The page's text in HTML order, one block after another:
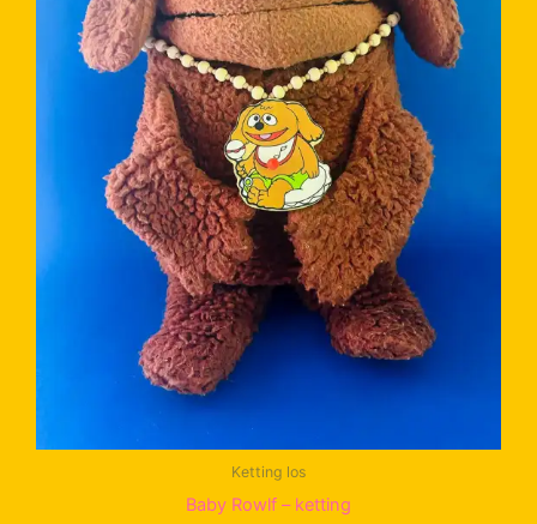
Ketting los
Baby Rowlf – ketting